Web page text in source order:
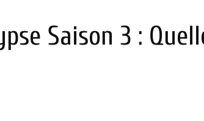
Saison 3 :